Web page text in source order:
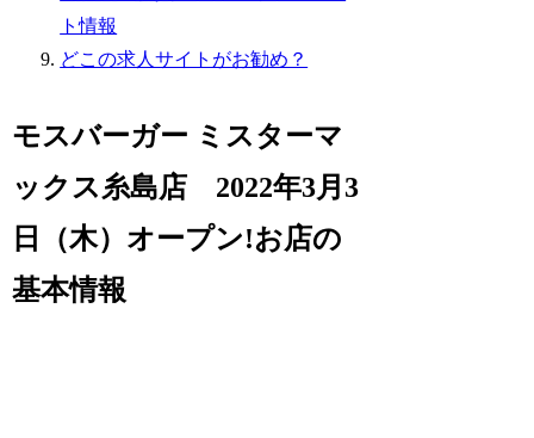
ト情報
どこの求人サイトがお勧め？
モスバーガー ミスターマ
ックス糸島店 2022年3月3
日（木）オープン!お店の
基本情報